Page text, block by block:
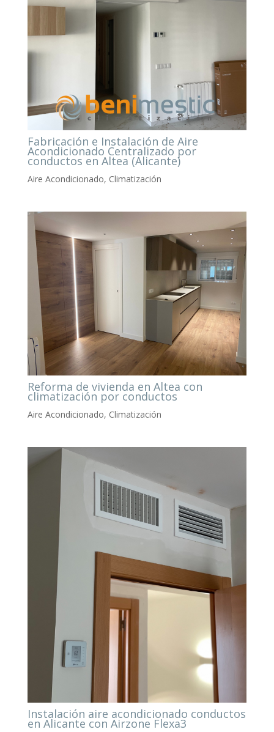
Fabricación e Instalación de Aire
Acondicionado Centralizado por
conductos en Altea (Alicante)
Aire Acondicionado, Climatización
Reforma de vivienda en Altea con
climatización por conductos
Aire Acondicionado, Climatización
Instalación aire acondicionado conductos
en Alicante con Airzone Flexa3